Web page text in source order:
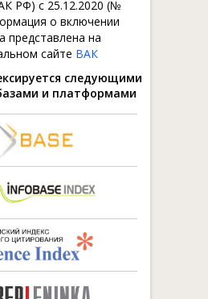
РФ) с 25.12.2020 (№
о включении
представлена на
сайте ВАК
следующими
и платформами